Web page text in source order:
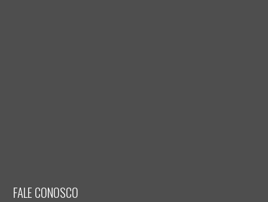
FALE CONOSCO